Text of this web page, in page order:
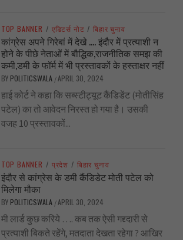
TOP BANNER / एडिटर्स नोट / बिहार चुनाव
कांग्रेस अपने गिरेबां में देखे …. इंदौर में प्रत्याशी न
होने के पीछे नेताओं में बौद्धिक,राजनीतिक समझ की
कमी,डमी के फॉर्म में भी प्रस्तावकों के हस्ताक्षर नहीं
BY POLITICSWALA /APRIL 30, 2024
हाई कोर्ट ने कहा कि सब्स्टीट्यूट कैंडिडेंट (मोतीसिंह
पटेल) का तो आवेदन निरस्त हो गया है। उसकी
वजह 10 प्रस्तावकों...
TOP BANNER / प्रदेश / बिहार चुनाव
इंदौर से कांग्रेस के डमी कैंडिडेट मोती पटेल को
मिलेगा मौका
BY POLITICSWALA /APRIL 30, 2024
मी लार्ड कुछ करिये …. कब तक ऐसी गद्द्दारी से
प्रत्याशी बिकते रहेंगे, मतदाता देखता रहेगा ? आखिर